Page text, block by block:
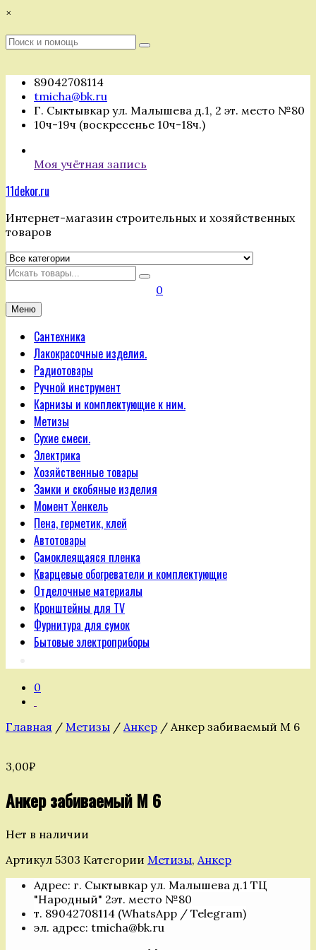
Перейти
содержимому
×
Поиск
Поиск
89042708114
tmicha@bk.ru
Г. Сыктывкар ул. Малышева д.1, 2 эт. место №80
10ч-19ч (воскресенье 10ч-18ч.)
Моя учётная запись
11dekor.ru
Интернет-магазин строительных и хозяйственных
товаров
Искать
0
Меню
Сантехника
Лакокрасочные изделия.
Радиотовары
Ручной инструмент
Карнизы и комплектующие к ним.
Метизы
Сухие смеси.
Электрика
Хозяйственные товары
Замки и скобяные изделия
Момент Хенкель
Пена, герметик, клей
Автотовары
Самоклеящаяся пленка
Кварцевые обогреватели и комплектующие
Отделочные материалы
Кронштейны для TV
Фурнитура для сумок
Бытовые электроприборы
0
Главная / Метизы / Анкер / Анкер забиваемый М 6
3,00₽
Анкер забиваемый М 6
Нет в наличии
Артикул 5303 Категории Метизы, Анкер
Адрес: г. Сыктывкар ул. Малышева д.1 ТЦ
"Народный" 2эт. место №80
т. 89042708114 (WhatsApp / Telegram)
эл. адрес: tmicha@bk.ru